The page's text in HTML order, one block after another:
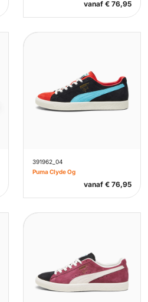
vanaf € 76,95
391962_04
Puma Clyde Og
vanaf € 76,95